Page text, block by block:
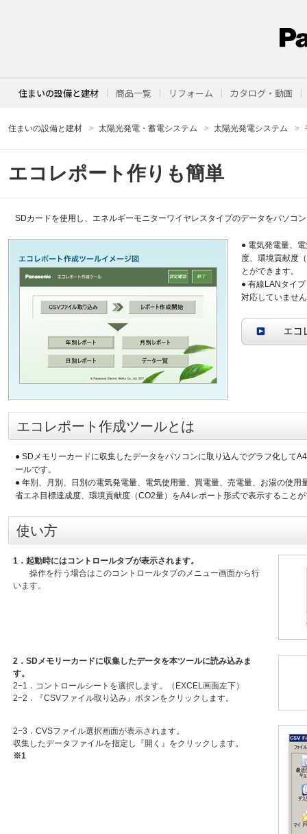
住まいの設備と建材 商品一覧 リフォーム カタログ・動画
住まいの設備と建材 太陽光発電・蓄電システム 太陽光発電システム
エコレポート作りも簡単
SDカードを使用し、エネルギーモニターワイヤレスタイプのデータをパソコ
● 電気発電量、
度、環境貢献度
とができます。
● 有線LANタイ
対応していませ
エコレポート作成ツールとは
● SDメモリーカードに収集したデータをパソコンに取り込んでグラフ化して
ールです。
● 年別、月別、日別の電気発電量、電気使用量、買電量、売電量、お湯の使用
省エネ目標達成度、環境貢献度（CO2量）をA4レポート形式で表示すること
使い方
1．起動時にはコントロールタブが表示されます。
操作を行う場合はこのコントロールタブのメニュー画面から行
います。
2．SDメモリーカードに収集したデータを本ツールに読み込みま
す。
2−1．コントロールシートを選択します。（EXCEL画面左下）
2−2．『CSVファイル取り込み』ボタンをクリックします。
2−3．CVSファイル選択画面が表示されます。
収集したデータファイルを指定し『開く』をクリックします。
※1